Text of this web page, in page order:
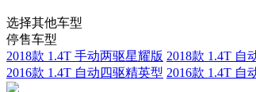
选择其他车型
停售车型
2018款 1.4T 手动两驱星耀版 2018款 1.4T 自
2016款 1.4T 自动四驱精英型 2016款 1.4T 自